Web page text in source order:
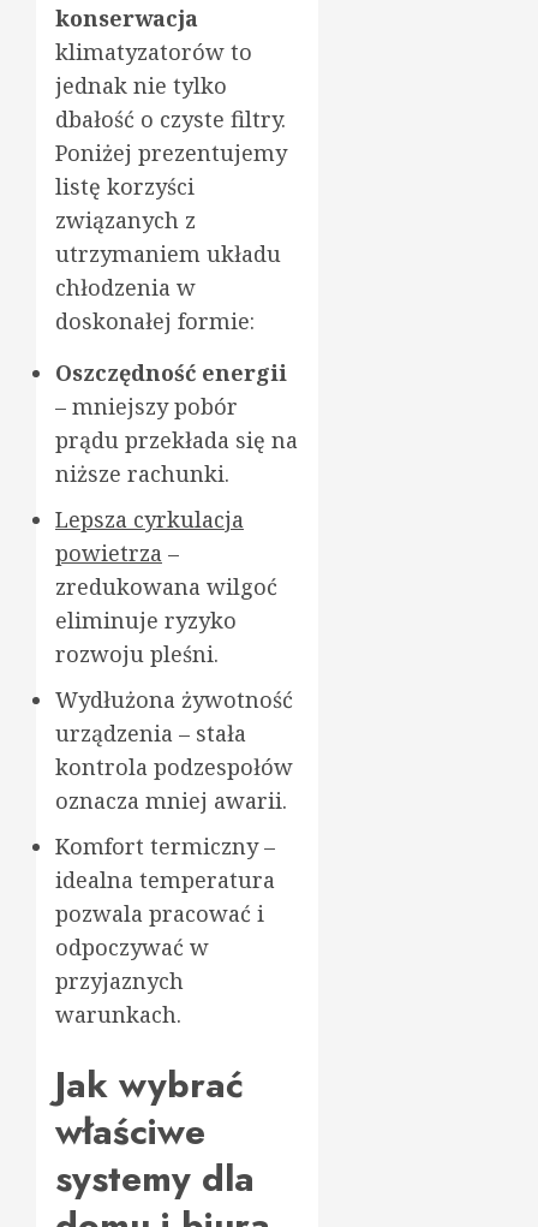
konserwacja
klimatyzatorów to
jednak nie tylko
dbałość o czyste filtry.
Poniżej prezentujemy
listę korzyści
związanych z
utrzymaniem układu
chłodzenia w
doskonałej formie:
Oszczędność energii
– mniejszy pobór
prądu przekłada się na
niższe rachunki.
Lepsza cyrkulacja
powietrza –
zredukowana wilgoć
eliminuje ryzyko
rozwoju pleśni.
Wydłużona żywotność
urządzenia – stała
kontrola podzespołów
oznacza mniej awarii.
Komfort termiczny –
idealna temperatura
pozwala pracować i
odpoczywać w
przyjaznych
warunkach.
Jak wybrać
właściwe
systemy dla